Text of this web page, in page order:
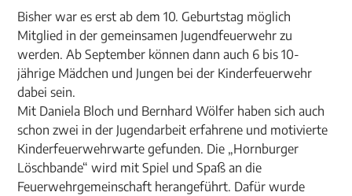
Bisher war es erst ab dem 10. Geburtstag möglich
Mitglied in der gemeinsamen Jugendfeuerwehr zu
werden. Ab September können dann auch 6 bis 10-
jährige Mädchen und Jungen bei der Kinderfeuerwehr
dabei sein.
Mit Daniela Bloch und Bernhard Wölfer haben sich auch
schon zwei in der Jugendarbeit erfahrene und motivierte
Kinderfeuerwehrwarte gefunden. Die „Hornburger
Löschbande“ wird mit Spiel und Spaß an die
Feuerwehrgemeinschaft herangeführt. Dafür wurde